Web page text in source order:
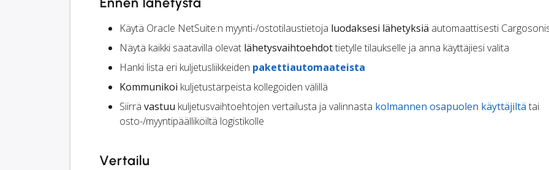
Käytä Oracle NetSuite:n myynti-/ostotilaustietoja luodaksesi lähetyksiä automaattisesti
Näytä kaikki saatavilla olevat lähetysvaihtoehdottietylle tilaukselle ja anna käyttäjiesi valita
Hanki lista eri kuljetusliikkeiden pakettiautomaateista
Kommunikoi kuljetustarpeista kollegoiden välillä
Siirrä vastuu kuljetusvaihtoehtojen vertailusta ja valinnasta kolmannen osapuolen käyttäjiltä tai
osto-/myyntipäälliköiltä logistikolle
Vertailu